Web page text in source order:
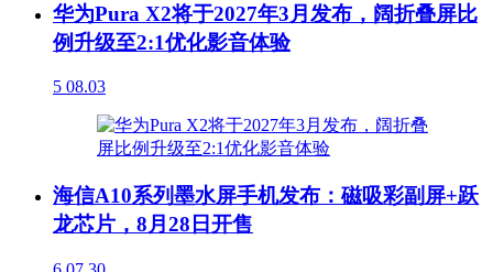
华为Pura X2将于2027年3月发布，阔折叠屏比
例升级至2:1优化影音体验
5 08.03
海信A10系列墨水屏手机发布：磁吸彩副屏+跃
龙芯片，8月28日开售